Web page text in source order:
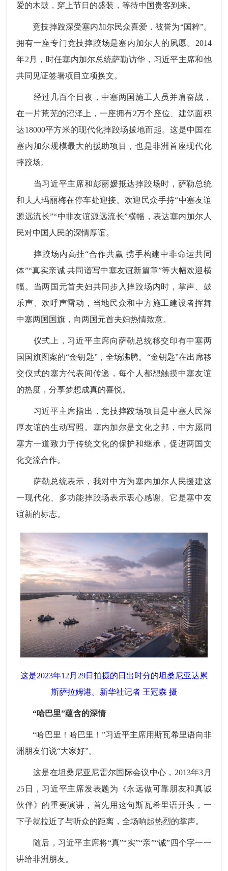
爱的木鼓，穿上节日的盛装，等待中国贵客到来。
竞技摔跤深受塞内加尔民众喜爱，被誉为“国粹”。
拥有一座专门竞技摔跤场是塞内加尔人的夙愿。2014
年2月，时任塞内加尔总统萨勒访华，习近平主席和他
共同见证签署项目立项换文。
经过几百个日夜，中塞两国施工人员并肩奋战，
在一片荒芜的沼泽上，一座拥有2万个座位、建筑面积
达18000平方米的现代化摔跤场拔地而起。这是中国在
塞内加尔规模最大的援助项目，也是非洲首座现代化
摔跤场。
当习近平主席和彭丽媛抵达摔跤场时，萨勒总统
和夫人玛丽梅在停车处迎接。欢迎民众手持“中塞友谊
源远流长”“中非友谊源远流长”横幅，表达塞内加尔人
民对中国人民的深情厚谊。
摔跤场内高挂“合作共赢 携手构建中非命运共同
体”“真实亲诚 共同谱写中塞友谊新篇章”等大幅欢迎横
幅。当两国元首夫妇共同步入摔跤场内时，掌声、鼓
乐声、欢呼声雷动，当地民众和中方施工建设者挥舞
中塞两国国旗，向两国元首夫妇热情致意。
仪式上，习近平主席向萨勒总统移交印有中塞两
国国旗图案的“金钥匙”，全场沸腾。“金钥匙”在出席移
交仪式的塞方代表间传递，每个人都想触摸中塞友谊
的热度，分享梦想成真的喜悦。
习近平主席指出，竞技摔跤场项目是中塞人民深
厚友谊的生动写照。塞内加尔是文化之邦，中方愿同
塞方一道致力于传统文化的保护和继承，促进两国文
化交流合作。
萨勒总统表示，我对中方为塞内加尔人民援建这
一现代化、多功能摔跤场表示衷心感谢。它是塞中友
谊新的标志。
这是2023年12月29日拍摄的日出时分的坦桑尼亚达累
斯萨拉姆港。新华社记者 王冠森 摄
“哈巴里”蕴含的深情
“哈巴里！哈巴里！”习近平主席用斯瓦希里语向非
洲朋友们说“大家好”。
这是在坦桑尼亚尼雷尔国际会议中心，2013年3月
25日，习近平主席发表题为《永远做可靠朋友和真诚
伙伴》的重要演讲，首先用这句斯瓦希里语开头，一
下子就拉近了与听众的距离，全场响起热烈的掌声。
随后，习近平主席将“真”“实”“亲”“诚”四个字一一
讲给非洲朋友。